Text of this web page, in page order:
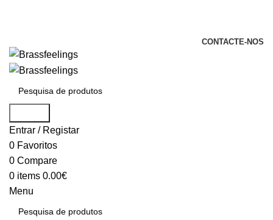
CONTACTE-NOS
Entrar / Registar
0 Favoritos
0 Compare
0 items 0.00€
Menu